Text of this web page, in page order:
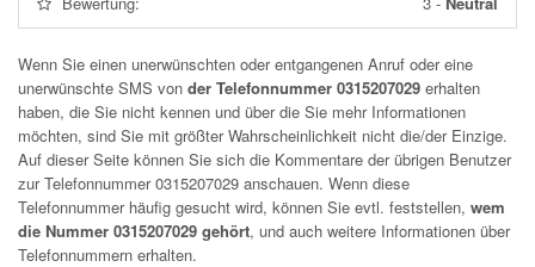
Wenn Sie einen unerwünschten oder entgangenen Anruf oder eine
unerwünschte SMS von der Telefonnummer 0315207029 erhalten
haben, die Sie nicht kennen und über die Sie mehr Informationen
möchten, sind Sie mit größter Wahrscheinlichkeit nicht die/der Einzige.
Auf dieser Seite können Sie sich die Kommentare der übrigen Benutzer
zur Telefonnummer0315207029 anschauen. Wenn diese
Telefonnummer häufig gesucht wird, können Sie evtl. feststellen, wem
die Nummer 0315207029 gehört, und auch weitere Informationen über
Telefonnummern erhalten.